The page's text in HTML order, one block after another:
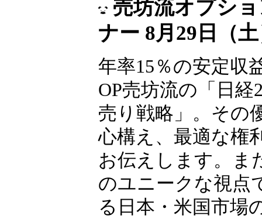
売坊流オプシ
ナー 8月29日（
年率15％の安定収
OP売坊流の「日経
売り戦略」。その
心構え、最適な権
お伝えします。ま
のユニークな視点